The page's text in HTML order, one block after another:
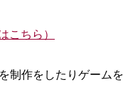
こちら）
制作をしたりゲーム